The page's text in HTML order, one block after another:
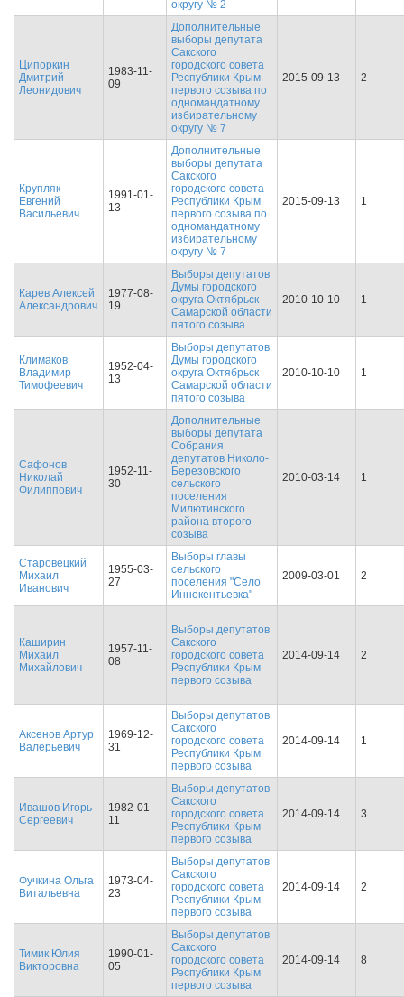
округу № 2
Ципоркин
Дмитрий
Леонидович
1983-11-
09
Дополнительные
выборы депутата
Сакского
городского совета
Республики Крым
первого созыва по
одномандатному
избирательному
округу № 7
2015-09-13 2
Крупляк
Евгений
Васильевич
1991-01-
13
Дополнительные
выборы депутата
Сакского
городского совета
Республики Крым
первого созыва по
одномандатному
избирательному
округу № 7
2015-09-13 1
Карев Алексей
Александрович
1977-08-
19
Выборы депутатов
Думы городского
округа Октябрьск
Самарской области
пятого созыва
2010-10-10 1
Климаков
Владимир
Тимофеевич
1952-04-
13
Выборы депутатов
Думы городского
округа Октябрьск
Самарской области
пятого созыва
2010-10-10 1
Сафонов
Николай
Филиппович
1952-11-
30
Дополнительные
выборы депутата
Собрания
депутатов Николо-
Березовского
сельского
поселения
Милютинского
района второго
созыва
2010-03-14 1
Старовецкий
Михаил
Иванович
1955-03-
27
Выборы главы
сельского
поселения "Село
Иннокентьевка"
2009-03-01 2
Каширин
Михаил
Михайлович
1957-11-
08
Выборы депутатов
Сакского
городского совета
Республики Крым
первого созыва
2014-09-14 2
Аксенов Артур
Валерьевич
1969-12-
31
Выборы депутатов
Сакского
городского совета
Республики Крым
первого созыва
2014-09-14 1
Ивашов Игорь
Сергеевич
1982-01-
11
Выборы депутатов
Сакского
городского совета
Республики Крым
первого созыва
2014-09-14 3
Фучкина Ольга
Витальевна
1973-04-
23
Выборы депутатов
Сакского
городского совета
Республики Крым
первого созыва
2014-09-14 2
Тимик Юлия
Викторовна
1990-01-
05
Выборы депутатов
Сакского
городского совета
Республики Крым
первого созыва
2014-09-14 8